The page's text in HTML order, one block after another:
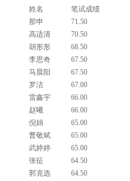
姓名
笔试成绩
那申
71.50
高适清
70.50
胡形形
68.50
李思奇
67.50
马晨阳
67.50
罗洁
67.00
雷鑫宇
66.00
赵曦
66.00
倪娟
65.00
曹敬斌
65.00
武婷婷
65.00
张征
64.50
郭克选
64.50